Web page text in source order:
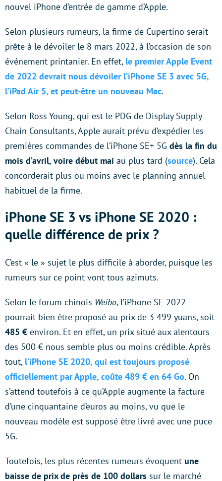
nouvel iPhone d’entrée de gamme d’Apple.
Selon plusieurs rumeurs, la firme de Cupertino serait
prête à le dévoiler le 8 mars 2022, à l’occasion de son
événement printanier. En effet, le premier Apple Event
de 2022 devrait nous dévoiler l’iPhone SE 3 avec 5G,
l’iPad Air 5, et peut-être un nouveau Mac.
Selon Ross Young, qui est le PDG de Display Supply
Chain Consultants, Apple aurait prévu d’expédier les
premières commandes de l’iPhone SE+ 5G dès la fin du
mois d’avril, voire début mai au plus tard (source). Cela
concorderait plus ou moins avec le planning annuel
habituel de la firme.
iPhone SE 3 vs iPhone SE 2020 :
quelle différence de prix ?
C’est « le » sujet le plus difficile à aborder, puisque les
rumeurs sur ce point vont tous azimuts.
Selon le forum chinois Weibo, l’iPhone SE 2022
pourrait bien être proposé au prix de 3 499 yuans, soit
485 € environ. Et en effet, un prix situé aux alentours
des 500 € nous semble plus ou moins crédible. Après
tout, l’iPhone SE 2020, qui est toujours proposé
officiellement par Apple, coûte 489 € en 64 Go. On
s’attend toutefois à ce qu’Apple augmente la facture
d’une cinquantaine d’euros au moins, vu que le
nouveau modèle est supposé être livré avec une puce
5G.
Toutefois, les plus récentes rumeurs évoquent une
baisse de prix de près de 100 dollars sur le marché